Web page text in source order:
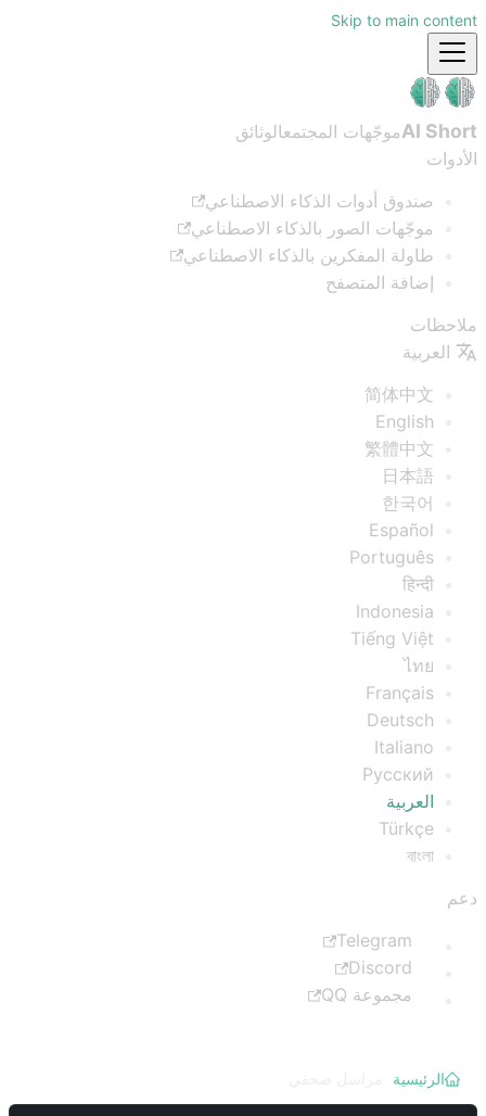
Skip to main content
AI Shortموجّهات المجتمعالوثائق
الأدوات
صندوق أدوات الذكاء الاصطناعي
موجّهات الصور بالذكاء الاصطناعي
طاولة المفكرين بالذكاء الاصطناعي
إضافة المتصفح
ملاحظات
العربية
简体中文
English
繁體中文
日本語
한국어
Español
Português
हिन्दी
Indonesia
Tiếng Việt
ไทย
Français
Deutsch
Italiano
Русский
العربية
Türkçe
বাংলা
دعم
Telegram
Discord
مجموعة QQ
الرئيسية